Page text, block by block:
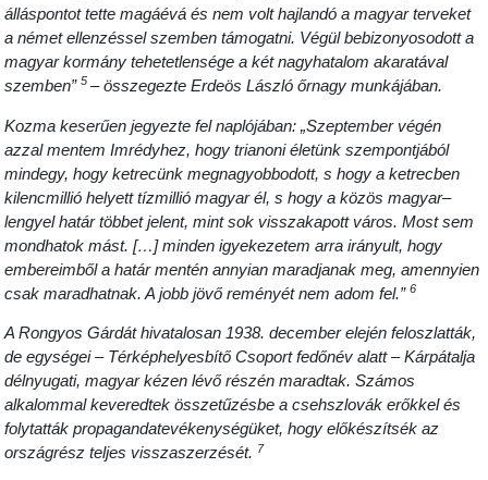
álláspontot tette magáévá és nem volt hajlandó a magyar terveket
a német ellenzéssel szemben támogatni. Végül bebizonyosodott a
magyar kormány tehetetlensége a két nagyhatalom akaratával
szemben”5 – összegezte Erdeös László őrnagy munkájában.
Kozma keserűen jegyezte fel naplójában: „Szeptember végén
azzal mentem Imrédyhez, hogy trianoni életünk szempontjából
mindegy, hogy ketrecünk megnagyobbodott, s hogy a ketrecben
kilencmillió helyett tízmillió magyar él, s hogy a közös magyar–
lengyel határ többet jelent, mint sok visszakapott város. Most sem
mondhatok mást. […] minden igyekezetem arra irányult, hogy
embereimből a határ mentén annyian maradjanak meg, amennyien
csak maradhatnak. A jobb jövő reményét nem adom fel.”6
A Rongyos Gárdát hivatalosan 1938. december elején feloszlatták,
de egységei – Térképhelyesbítő Csoport fedőnév alatt – Kárpátalja
délnyugati, magyar kézen lévő részén maradtak. Számos
alkalommal keveredtek összetűzésbe a csehszlovák erőkkel és
folytatták propagandatevékenységüket, hogy előkészítsék az
országrész teljes visszaszerzését. 7